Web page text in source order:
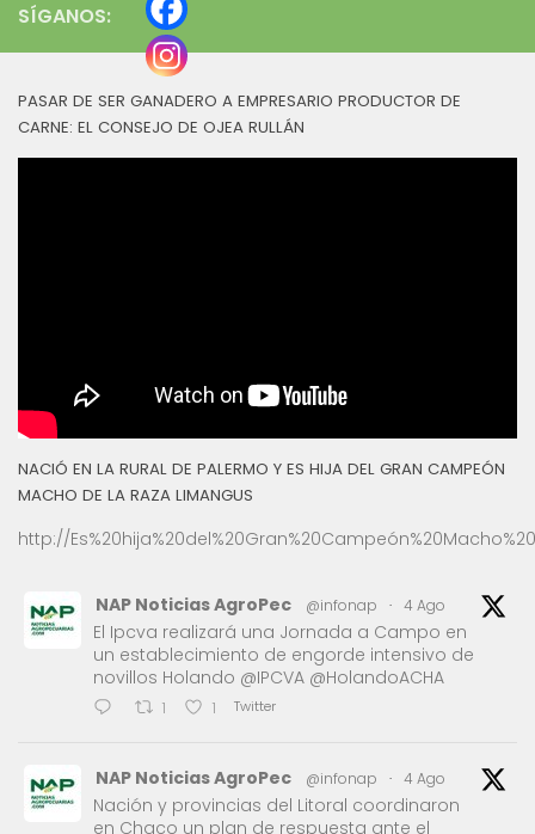
SÍGANOS:
PASAR DE SER GANADERO A EMPRESARIO PRODUCTOR DE
CARNE: EL CONSEJO DE OJEA RULLÁN
NACIÓ EN LA RURAL DE PALERMO Y ES HIJA DEL GRAN CAMPEÓN
MACHO DE LA RAZA LIMANGUS
http://
NAP Noticias AgroPec @infonap · 4 Ago
El Ipcva realizará una Jornada a Campo en
un establecimiento de engorde intensivo de
novillos Holando @IPCVA @HolandoACHA
1 1 Twitter
NAP Noticias AgroPec @infonap · 4 Ago
Nación y provincias del Litoral coordinaron
en Chaco un plan de respuesta ante el